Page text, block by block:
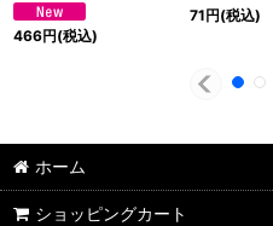
466円(税込)
71円(税込)
ホーム
ショッピングカート